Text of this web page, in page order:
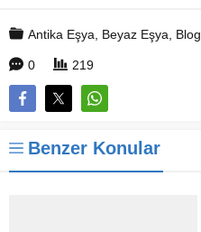
Antika Eşya Beyaz Eşya Blog
0 219
Benzer Konular